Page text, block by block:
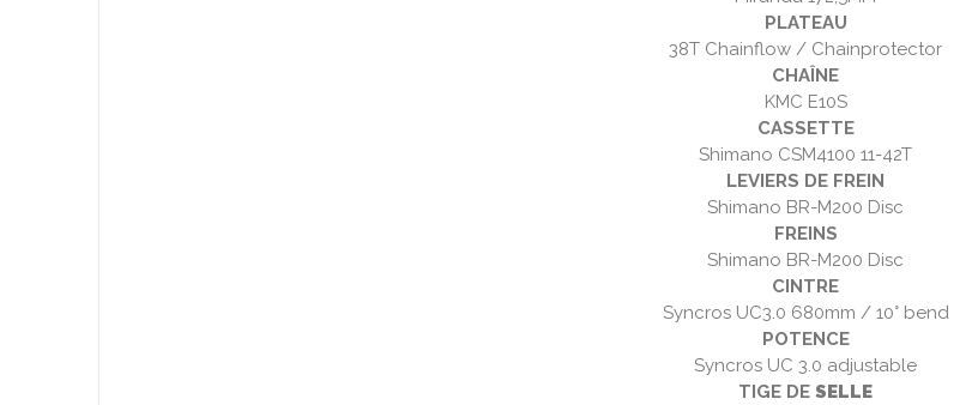
PLATEAU
38T Chainflow / Chainprotector
CHAÎNE
KMC E10S
CASSETTE
Shimano CSM4100 11-42T
LEVIERS DE FREIN
Shimano BR-M200 Disc
FREINS
Shimano BR-M200 Disc
CINTRE
Syncros UC3.0 680mm / 10° bend
POTENCE
Syncros UC 3.0 adjustable
TIGE DE SELLE